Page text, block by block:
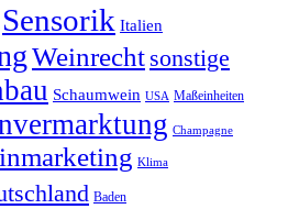
Sensorik Italien
Weinrecht sonstige
Schaumwein USA Maßeinheiten
Champagne
Klima
Baden